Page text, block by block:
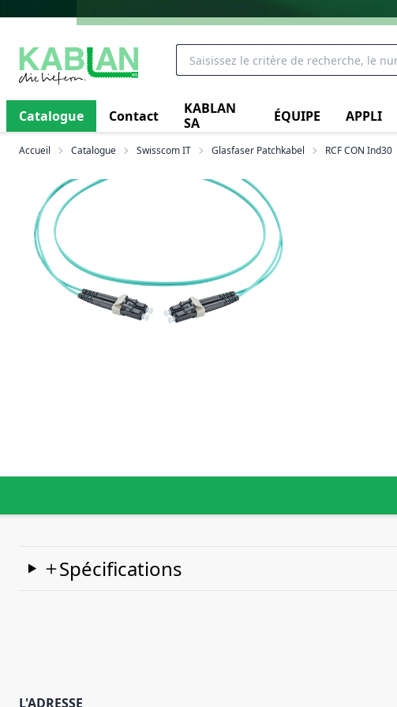
Catalogue Contact
KABLAN
SA
ÉQUIPE APPLI
Accueil Catalogue Swisscom IT Glasfaser Patchkabel RCF CON Ind30
Spécifications
L'ADRESSE